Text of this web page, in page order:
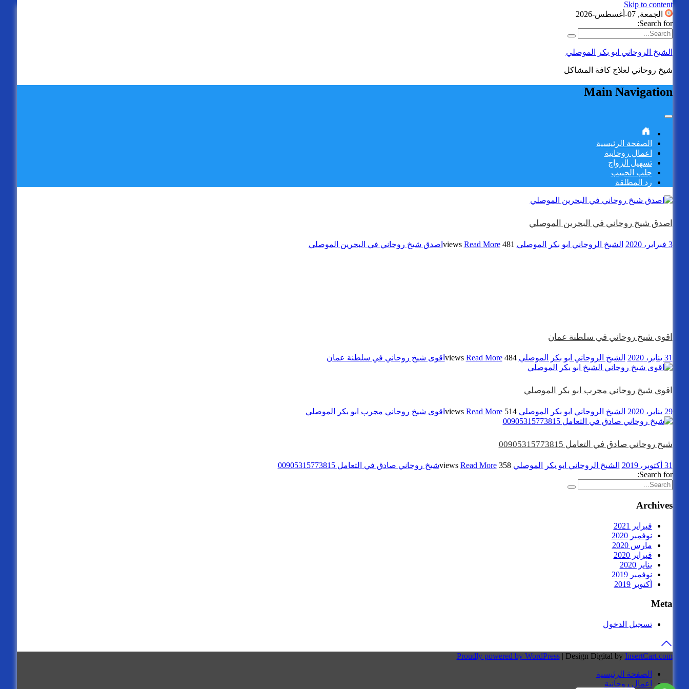
Skip to content
الجمعة, 07-أغسطس-2026
Search for:
الشيخ الروحاني ابو بكر الموصلي
شيخ روحاني لعلاج كافة المشاكل
Main Navigation
الصفحة الرئيسية
اعمال روحانية
تسهيل الزواج
جلب الحبيب
رد المطلقة
اصدق شيخ روحاني في البحرين الموصلي
3 فبراير، 2020 الشيخ الروحاني ابو بكر الموصلي 481 views
Read More اصدق شيخ روحاني في البحرين الموصلي
اقوى شيخ روحاني في سلطنة عمان
31 يناير، 2020 الشيخ الروحاني ابو بكر الموصلي 484 views
Read More اقوى شيخ روحاني في سلطنة عمان
اقوى شيخ روحاني مجرب ابو بكر الموصلي
29 يناير، 2020 الشيخ الروحاني ابو بكر الموصلي 514 views
Read More اقوى شيخ روحاني مجرب ابو بكر الموصلي
شيخ روحاني صادق في التعامل 00905315773815
31 أكتوبر، 2019 الشيخ الروحاني ابو بكر الموصلي 358 views
Read More
شيخ روحاني صادق في التعامل 00905315773815
Search for:
Archives
فبراير 2021
نوفمبر 2020
مارس 2020
فبراير 2020
يناير 2020
نوفمبر 2019
أكتوبر 2019
Meta
تسجيل الدخول
Proudly powered by WordPress| Design Digital by InsertCart.com
الصفحة الرئيسية
اعمال روحانية